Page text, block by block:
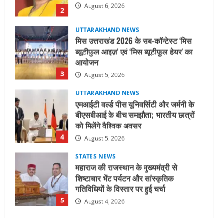
3
4
UTTARAKHAND NEWS
एमआईटी वर्ल्ड पीस यूनिवर्सिटी और जर्मनी के
बीएसबीआई के बीच समझौता; भारतीय छात्रों
को मिलेंगे वैश्विक अवसर
August 5, 2026
5
STATES NEWS
महाराज की राजस्थान के मुख्यमंत्री से
शिष्टाचार भेंट पर्यटन और सांस्कृतिक
गतिविधियों के विस्तार पर हुई चर्चा
August 4, 2026
1
UTTARAKHAND NEWS
जिलाधिकारी/जिला निर्वाचन अधिकारी ने
सहसपुर विधानसभा क्षेत्र के पोलिंग बूथों का
निरीक्षण कर एसआईआर आपत्ति निस्तारण
शिविर की व्यवस्थाओं का लिया जायजा